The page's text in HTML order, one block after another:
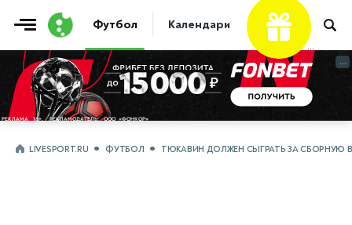
Футбол Календари Таблицы Матчи
...
...
LIVESPORT.RU ФУТБОЛ ТЮКАВИН ДОЛЖЕН СЫГРАТЬ ЗА СБОРНУЮ